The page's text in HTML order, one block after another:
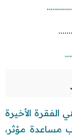
الفقرة الأخيرة
مساعدة مؤثر،